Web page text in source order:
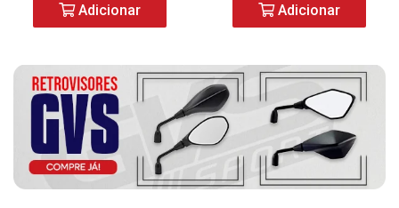
Adicionar Adicionar